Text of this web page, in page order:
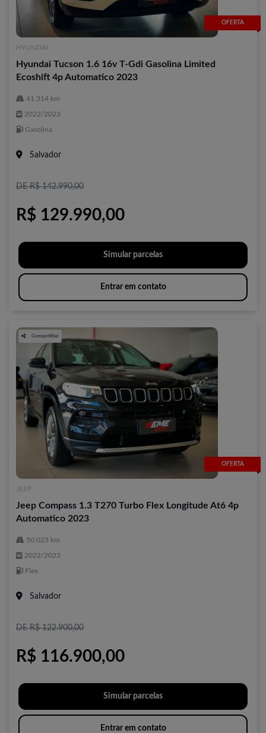
OFERTA
HYUNDAI
Hyundai Tucson 1.6 16v T-Gdi Gasolina Limited
Ecoshift 4p Automatico 2023
41.314 km
2022/2023
Gasolina
Salvador
DE R$ 142.990,00
R$ 129.990,00
Simular parcelas
Entrar em contato
OFERTA
Compartilhar
JEEP
Jeep Compass 1.3 T270 Turbo Flex Longitude At6 4p
Automatico 2023
50.023 km
2022/2023
Flex
Salvador
DE R$ 122.900,00
R$ 116.900,00
Simular parcelas
Entrar em contato